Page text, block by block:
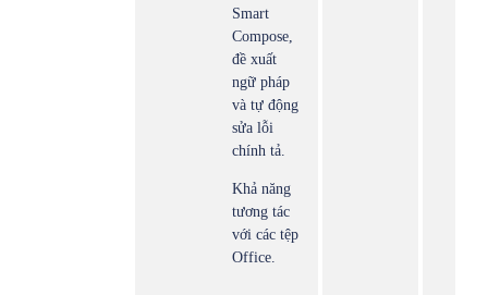
Smart
Compose,
đề xuất
ngữ pháp
và tự động
sửa lỗi
chính tả.
Khả năng
tương tác
với các tệp
Office.